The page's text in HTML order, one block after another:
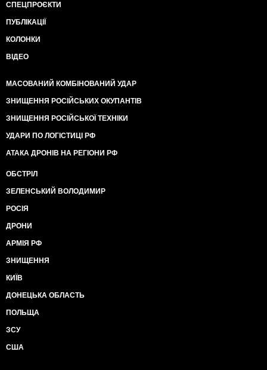
СПЕЦПРОЄКТИ
ПУБЛІКАЦІЇ
КОЛОНКИ
ВІДЕО
МАСОВАНИЙ КОМБІНОВАНИЙ УДАР
ЗНИЩЕННЯ РОСІЙСЬКИХ ОКУПАНТІВ
ЗНИЩЕННЯ РОСІЙСЬКОЇ ТЕХНІКИ
УДАРИ ПО ЛОГІСТИЦІ РФ
АТАКА ДРОНІВ НА РЕГІОНИ РФ
ОБСТРІЛ
ЗЕЛЕНСЬКИЙ ВОЛОДИМИР
РОСІЯ
ДРОНИ
АРМІЯ РФ
ЗНИЩЕННЯ
КИЇВ
ДОНЕЦЬКА ОБЛАСТЬ
ПОЛЬЩА
ЗСУ
США